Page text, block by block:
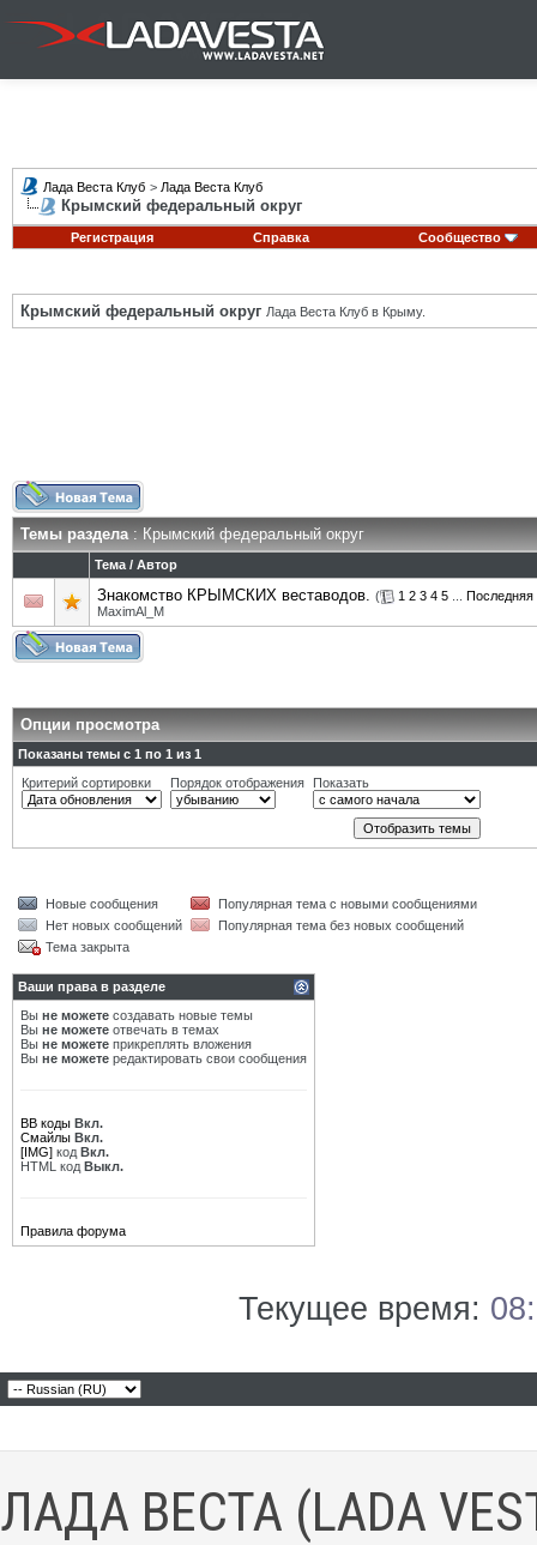
Лада Веста Клуб > Лада Веста Клуб
Крымский федеральный округ
Регистрация Справка Сообщество
Крымский федеральный округ Лада Веста Клуб в Крыму.
Темы раздела: Крымский федеральный округ
Тема / Автор
Знакомство КРЫМСКИХ веставодов. ( 1 2 3 4 5
Последняя
MaximAl_M
Опции просмотра
Показаны темы с 1 по 1 из 1
Критерий сортировки
Порядок отображения Показать
Новые сообщения
Популярная тема с новыми сообщениями
Нет новых сообщений
Популярная тема без новых сообщений
Тема закрыта
Ваши права в разделе
Вы не можете создавать новые темы
Вы не можете отвечать в темах
Вы не можете прикреплять вложения
Вы не можете редактировать свои сообщения
BB коды Вкл.
Смайлы Вкл.
[IMG] код Вкл.
HTML код Выкл.
Правила форума
Текущее время:
ЛАДА ВЕСТА (LADA